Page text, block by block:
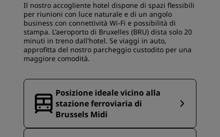
Il nostro accogliente hotel dispone di spazi flessibili
per riunioni con luce naturale e di un angolo
business con connettività Wi-Fi e possibilità di
stampa. L'aeroporto di Bruxelles (BRU) dista solo 20
minuti in treno dall'hotel. Se viaggi in auto,
approfitta del nostro parcheggio custodito per una
maggiore comodità.
Posizione ideale vicino alla
stazione ferroviaria di
Brussels Midi